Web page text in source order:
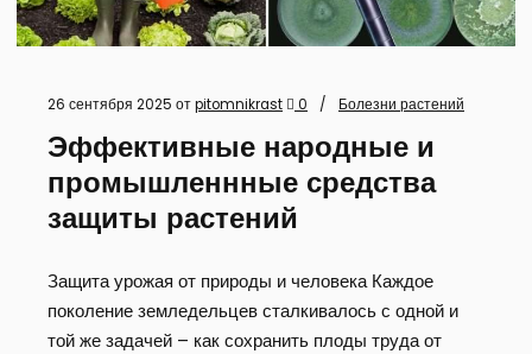
26 сентября 2025 отpitomnikrast 0 Болезни растений
Эффективные народные и
промышленнные средства
защиты растений
Защита урожая от природы и человека Каждое
поколение земледельцев сталкивалось с одной и
той же задачей – как сохранить плоды труда от